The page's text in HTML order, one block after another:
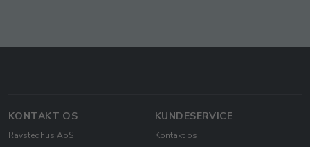
KONTAKT OS
Ravstedhus ApS
KUNDESERVICE
Kontakt os